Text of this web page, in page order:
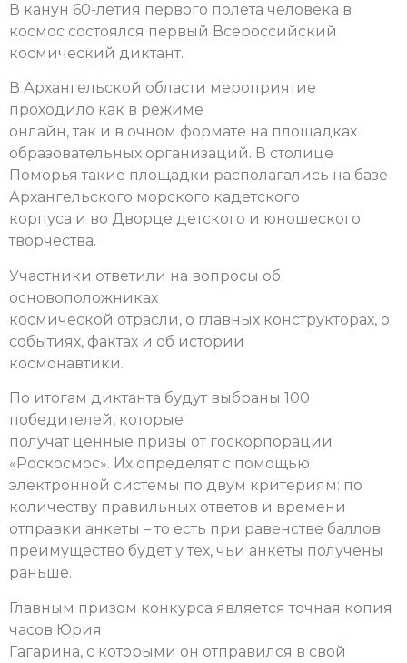
В канун 60-летия первого полета человека в
космос состоялся первый Всероссийский
космический диктант.
В Архангельской области мероприятие
проходило как в режиме
онлайн, так и в очном формате на площадках
образовательных организаций. В столице
Поморья такие площадки располагались на базе
Архангельского морского кадетского
корпуса и во Дворце детского и юношеского
творчества.
Участники ответили на вопросы об
основоположниках
космической отрасли, о главных конструкторах, о
событиях, фактах и об истории
космонавтики.
По итогам диктанта будут выбраны 100
победителей, которые
получат ценные призы от госкорпорации
«Роскосмос». Их определят с помощью
электронной системы по двум критериям: по
количеству правильных ответов и времени
отправки анкеты – то есть при равенстве баллов
преимущество будет у тех, чьи анкеты получены
раньше.
Главным призом конкурса является точная копия
часов Юрия
Гагарина, с которыми он отправился в свой